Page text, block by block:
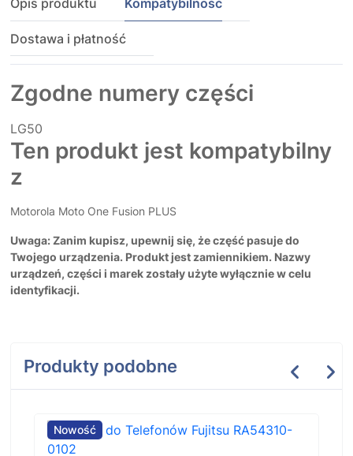
Opis produktu Kompatybilność
Dostawa i płatność
Zgodne numery części
LG50
Ten produkt jest kompatybilny
z
Motorola Moto One Fusion PLUS
Uwaga: Zanim kupisz, upewnij się, że część pasuje do
Twojego urządzenia. Produkt jest zamiennikiem. Nazwy
urządzeń, części i marek zostały użyte wyłącznie w celu
identyfikacji.
Produkty podobne
Nowość